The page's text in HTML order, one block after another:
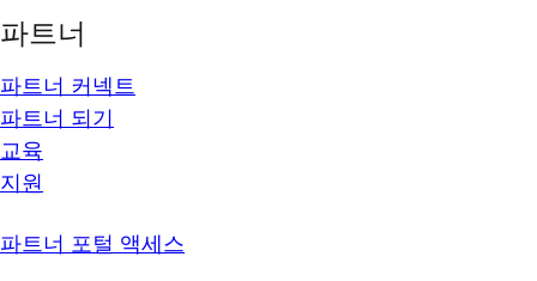
파트너
파트너 커넥트
파트너 되기
교육
지원
파트너 포털 액세스